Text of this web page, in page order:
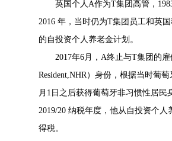
英国个人A作为T集团高管，
2016 年，当时仍为T集团员工和英
的自投资个人养老金计划。
2017年6月，A终止与T集团的
Resident,NHR）身份，根据当时葡
月1日之后获得葡萄牙非习惯性居
2019/20 纳税年度，他从自投资个
得税。